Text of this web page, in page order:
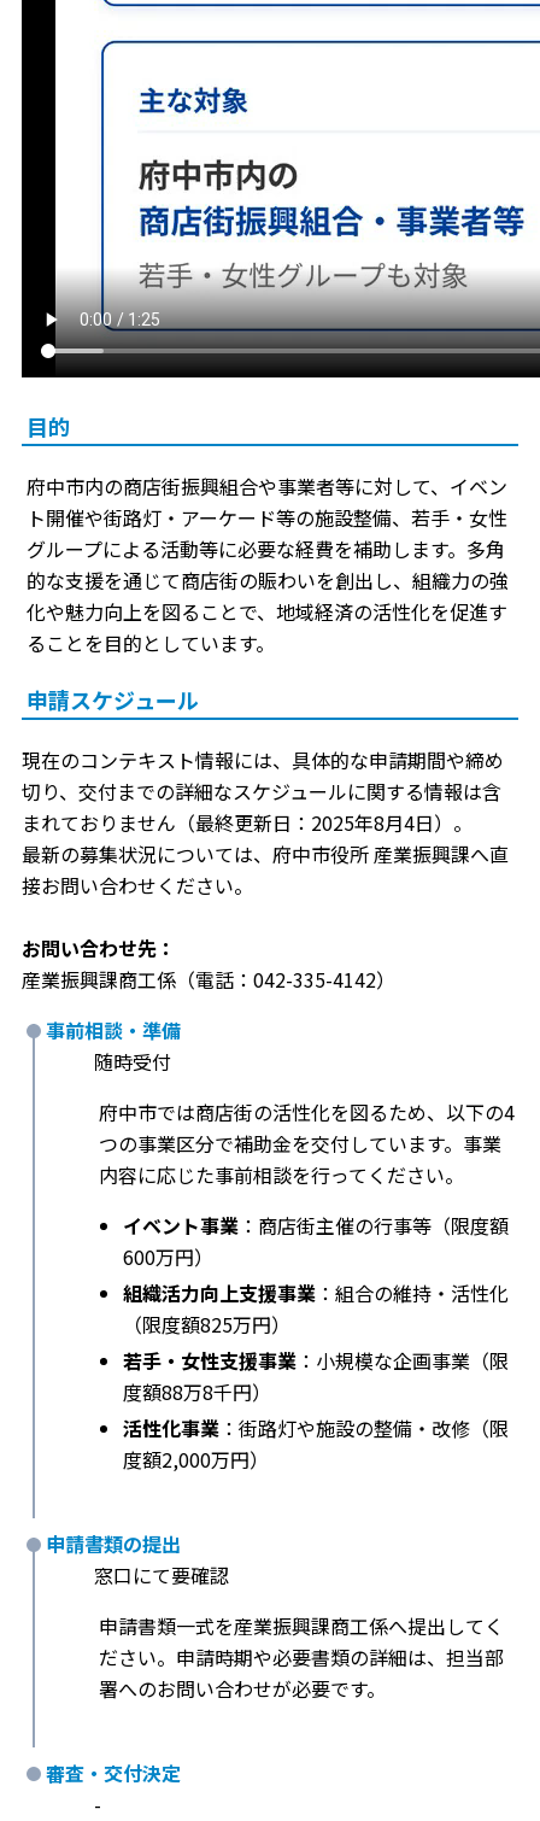
目的
府中市内の商店街振興組合や事業者等に対して、イベン
ト開催や街路灯・アーケード等の施設整備、若手・女性
グループによる活動等に必要な経費を補助します。多角
的な支援を通じて商店街の賑わいを創出し、組織力の強
化や魅力向上を図ることで、地域経済の活性化を促進す
ることを目的としています。
申請スケジュール
現在のコンテキスト情報には、具体的な申請期間や締め
切り、交付までの詳細なスケジュールに関する情報は含
まれておりません（最終更新日：2025年8月4日）。
最新の募集状況については、府中市役所 産業振興課へ直
接お問い合わせください。
お問い合わせ先：
産業振興課商工係（電話：042-335-4142）
事前相談・準備
随時受付
府中市では商店街の活性化を図るため、以下の4
つの事業区分で補助金を交付しています。事業
内容に応じた事前相談を行ってください。
イベント事業 ：商店街主催の行事等（限度額
600万円）
組織活力向上支援事業 ：組合の維持・活性化
（限度額825万円）
若手・女性支援事業 ：小規模な企画事業（限
度額88万8千円）
活性化事業 ：街路灯や施設の整備・改修（限
度額2,000万円）
申請書類の提出
窓口にて要確認
申請書類一式を産業振興課商工係へ提出してく
ださい。申請時期や必要書類の詳細は、担当部
署へのお問い合わせが必要です。
審査・交付決定
-